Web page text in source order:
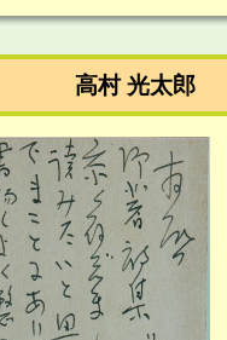
高村 光太郎